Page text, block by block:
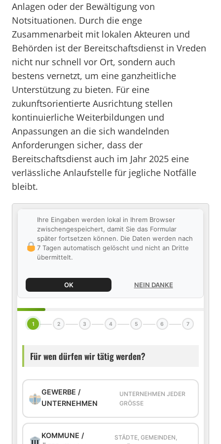
Anlagen oder der Bewältigung von
Notsituationen. Durch die enge
Zusammenarbeit mit lokalen Akteuren und
Behörden ist der Bereitschaftsdienst in Vreden
nicht nur schnell vor Ort, sondern auch
bestens vernetzt, um eine ganzheitliche
Unterstützung zu bieten. Für eine
zukunftsorientierte Ausrichtung stellen
kontinuierliche Weiterbildungen und
Anpassungen an die sich wandelnden
Anforderungen sicher, dass der
Bereitschaftsdienst auch im Jahr 2025 eine
verlässliche Anlaufstelle für jegliche Notfälle
bleibt.
Ihre Eingaben werden lokal in Ihrem Browser
zwischengespeichert, damit Sie das Formular
später fortsetzen können. Die Daten werden nach
7 Tagen automatisch gelöscht und nicht an Dritte
übermittelt.
OK NEIN DANKE
1 2 3 4 5 6 7
Für wen dürfen wir tätig werden?
GEWERBE /
UNTERNEHMEN
UNTERNEHMEN JEDER
GRÖSSE
KOMMUNE /
STÄDTE, GEMEINDEN,